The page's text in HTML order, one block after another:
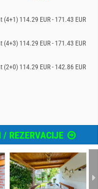
(4+1) 114.29 EUR - 171.43 EUR
(4+3) 114.29 EUR - 171.43 EUR
(2+0) 114.29 EUR - 142.86 EUR
/ REZERVACIJE